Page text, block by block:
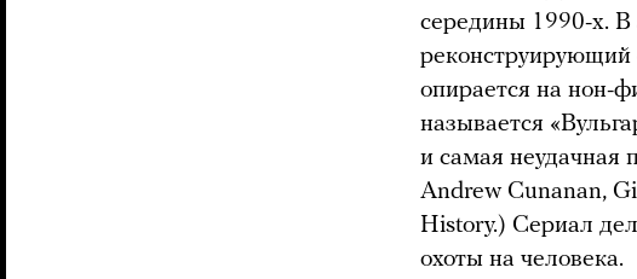
середины 1990-х. В
опирается на нон-
называется
и самая неудачная
Andrew Cunanan,
History.) Сериал
охоты на человека.